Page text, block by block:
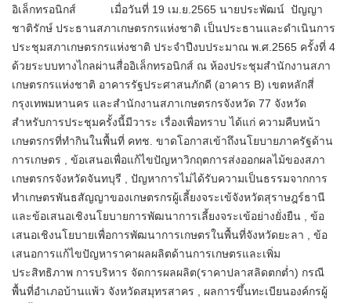
อิเล็กทรอนิกส์ เมื่อวันที่ 19 เม.ย.2565 นายประพัฒน์ ปัญญา
ชาติรักษ์ ประธานสภาเกษตรกรแห่งชาติ เป็นประธานและดำเนินการ
ประชุมสภาเกษตรกรแห่งชาติ ประจำปีงบประมาณ พ.ศ.2565 ครั้งที่ 4
ด้วยระบบทางไกลผ่านสื่ออิเล็กทรอนิกส์ ณ ห้องประชุมสำนักงานสภา
เกษตรกรแห่งชาติ อาคารรัฐประศาสนภักดี (อาคาร B) เขตหลักสี่
กรุงเทพมหานคร และสำนักงานสภาเกษตรกรจังหวัด 77 จังหวัด
สำหรับการประชุมครั้งนี้มีวาระ เรื่องเพื่อทราบ ได้แก่ ความคืบหน้า
เกษตรกรที่ทำกินในพื้นที่ คทช. ขาดโอกาสเข้าถึงนโยบายภาครัฐด้าน
การเกษตร , ข้อเสนอเพื่อแก้ไขปัญหาวิกฤตการส่งออกผลไม้ของสภา
เกษตรกรจังหวัดจันทบุรี , ปัญหาการไม่ได้รับความเป็นธรรมจากการ
ทำเกษตรพันธสัญญาของเกษตรกรผู้เลี้ยงจระเข้จังหวัดสุราษฎร์ธานี
และข้อเสนอเชิงนโยบายการพัฒนาการเลี้ยงจระเข้อย่างยั่งยืน , ข้อ
เสนอเชิงนโยบายเพื่อการพัฒนาการเกษตรในพื้นที่จังหวัดยะลา , ข้อ
เสนอการแก้ไขปัญหาราคาผลผลิตด้านการเกษตรและเพิ่ม
ประสิทธิภาพ การบริหาร จัดการผลผลิต(ราคาปลาสลิดตกต่ำ) กรณี
พื้นที่อำเภอบ้านแพ้ว จังหวัดสมุทรสาคร , ผลการขึ้นทะเบียนองค์กรผู้